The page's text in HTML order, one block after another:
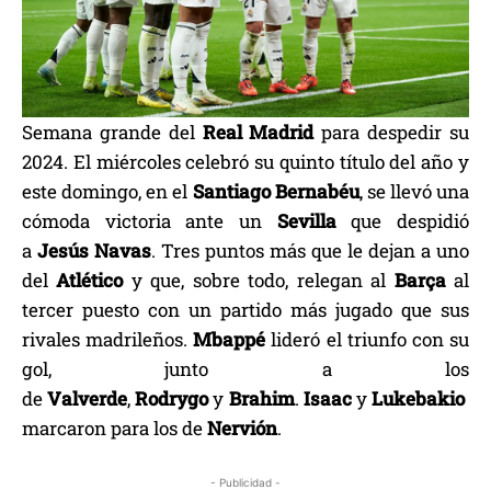
Semana grande del Real Madridpara despedir su
2024. El miércoles celebró su quinto título del año y
este domingo, en el SantiagoBernabéu, se llevó una
cómoda victoria ante un Sevillaque despidió
a Jesús Navas. Tres puntos más que le dejan a uno
delAtléticoy que, sobre todo, relegan al Barçaal
tercer puesto con un partido más jugado que sus
rivales madrileños.Mbappé lideró el triunfo con su
gol, junto a los
deValverde,Rodrygoy Brahim. IsaacyLukebakio
marcaron para los deNervión.
- Publicidad -